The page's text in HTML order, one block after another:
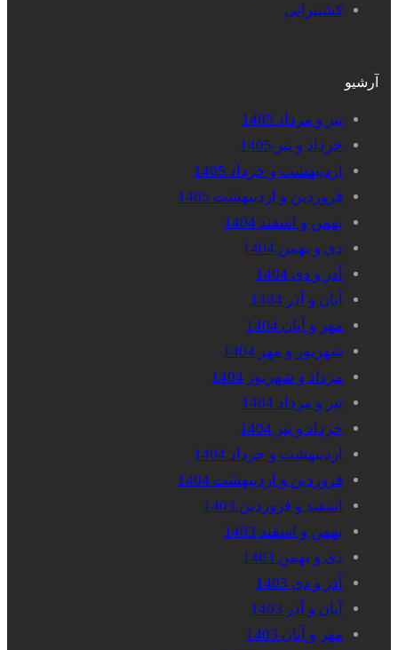
کشتیرانی
آرشیو
تیر و مرداد 1405
خرداد و تیر 1405
اردیبهشت و خرداد 1405
فروردین و اردیبهشت 1405
بهمن و اسفند 1404
دی و بهمن 1404
آذر و دی 1404
آبان و آذر 1404
مهر و آبان 1404
شهریور و مهر 1404
مرداد و شهریور 1404
تیر و مرداد 1404
خرداد و تیر 1404
اردیبهشت و خرداد 1404
فروردین و اردیبهشت 1404
اسفند و فروردین 1403
بهمن و اسفند 1403
دی و بهمن 1403
آذر و دی 1403
آبان و آذر 1403
مهر و آبان 1403